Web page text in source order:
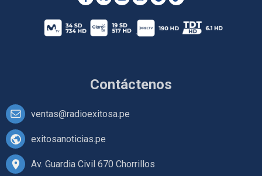
Contáctenos
ventas@radioexitosa.pe
exitosanoticias.pe
Av. Guardia Civil 670 Chorrillos